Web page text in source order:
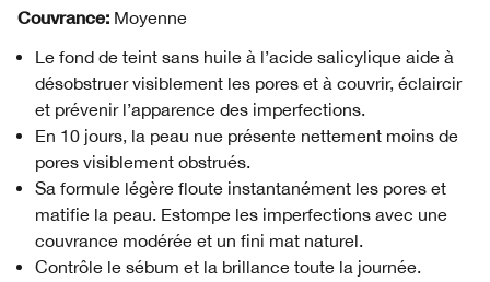
Couvrance: Moyenne
Le fond de teint sans huile à l’acide salicylique aide à
désobstruer visiblement les pores et à couvrir, éclaircir
et prévenir l’apparence des imperfections.
En 10 jours, la peau nue présente nettement moins de
pores visiblement obstrués.
Sa formule légère floute instantanément les pores et
matifie la peau. Estompe les imperfections avec une
couvrance modérée et un fini mat naturel.
Contrôle le sébum et la brillance toute la journée.